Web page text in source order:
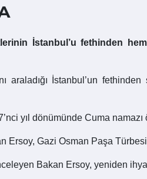
İstanbul’u fethinden
araladığı İstanbul’un
yıl dönümünde Cuma
Ersoy, Gazi Osman Paşa
Bakan Ersoy, yeniden